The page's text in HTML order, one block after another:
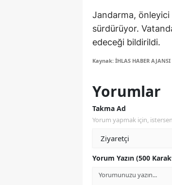
Jandarma, önleyici
sürdürüyor.
edeceği bildirildi.
Kaynak: İHLAS HABER AJANSI
Yorumlar
Takma Ad
Yorum yapmak için,
Yorum Yazın (500